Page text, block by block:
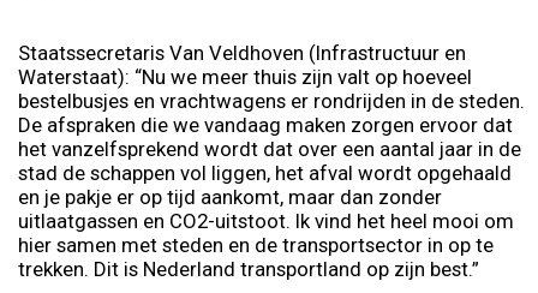
Staatssecretaris Van Veldhoven (Infrastructuur en
Waterstaat): “Nu we meer thuis zijn valt op hoeveel
bestelbusjes en vrachtwagens er rondrijden in de steden.
De afspraken die we vandaag maken zorgen ervoor dat
het vanzelfsprekend wordt dat over een aantal jaar in de
stad de schappen vol liggen, het afval wordt opgehaald
en je pakje er op tijd aankomt, maar dan zonder
uitlaatgassen en CO2-uitstoot. Ik vind het heel mooi om
hier samen met steden en de transportsector in op te
trekken. Dit is Nederland transportland op zijn best.”